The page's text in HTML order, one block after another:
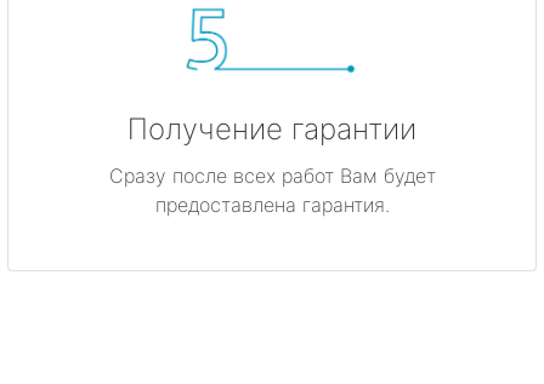
Получение гарантии
Сразу после всех работ Вам будет
предоставлена гарантия.